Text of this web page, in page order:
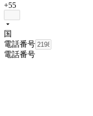
+55
国
電話番号
電話番号